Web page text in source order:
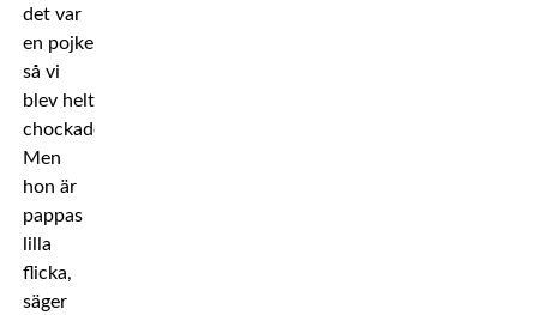
det var
en pojke
så vi
blev helt
chockade.
Men
hon är
pappas
lilla
flicka,
säger